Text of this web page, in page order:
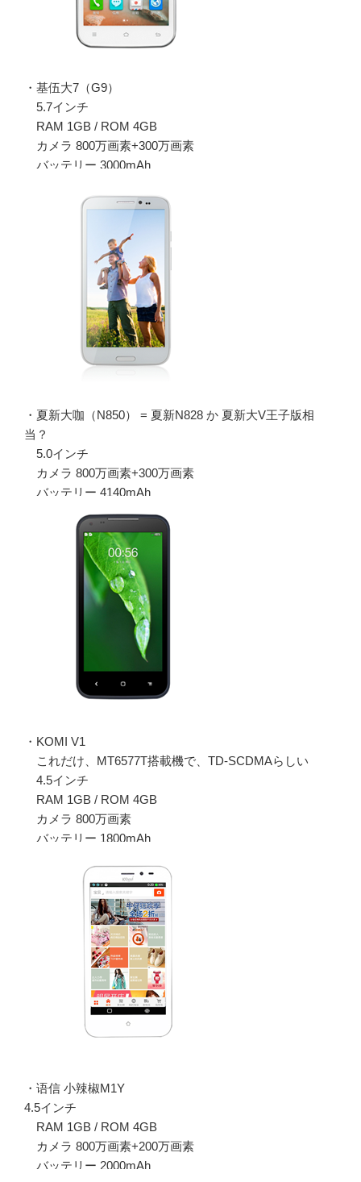
・基伍大7（G9）
5.7インチ
RAM 1GB / ROM 4GB
カメラ 800万画素+300万画素
バッテリー 3000mAh
・夏新大咖（N850） = 夏新N828 か 夏新大V王子版相
当？
5.0インチ
カメラ 800万画素+300万画素
バッテリー 4140mAh
・KOMI V1
これだけ、MT6577T搭載機で、TD-SCDMAらしい
4.5インチ
RAM 1GB / ROM 4GB
カメラ 800万画素
バッテリー 1800mAh
・语信 小辣椒M1Y
4.5インチ
RAM 1GB / ROM 4GB
カメラ 800万画素+200万画素
バッテリー 2000mAh